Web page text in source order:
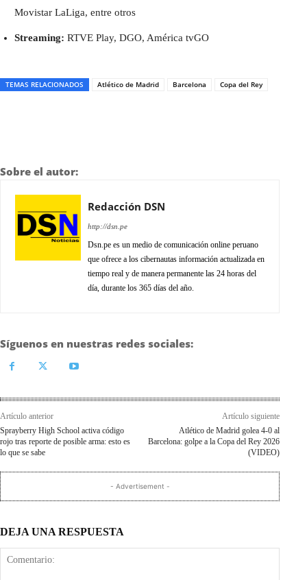
Movistar LaLiga, entre otros
Streaming: RTVE Play, DGO, América tvGO
TEMAS RELACIONADOS Atlético de Madrid Barcelona Copa del Rey
Sobre el autor:
Redacción DSN
http://dsn.pe
Dsn.pe es un medio de comunicación online peruano
que ofrece a los cibernautas información actualizada en
tiempo real y de manera permanente las 24 horas del
día, durante los 365 días del año.
Síguenos en nuestras redes sociales:
Artículo anterior
Sprayberry High School activa código
rojo tras reporte de posible arma: esto es
lo que se sabe
Artículo siguiente
Atlético de Madrid golea 4-0 al
Barcelona: golpe a la Copa del Rey 2026
(VIDEO)
- Advertisement -
DEJA UNA RESPUESTA